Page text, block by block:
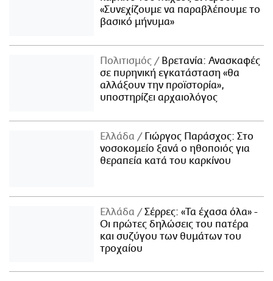
«Συνεχίζουμε να παραβλέπουμε το
βασικό μήνυμα»
Πολιτισμός
Βρετανία: Ανασκαφές
σε πυρηνική εγκατάσταση «θα
αλλάξουν την προϊστορία»,
υποστηρίζει αρχαιολόγος
Ελλάδα
Γιώργος Παράσχος: Στο
νοσοκομείο ξανά ο ηθοποιός για
θεραπεία κατά του καρκίνου
Ελλάδα
Σέρρες: «Τα έχασα όλα» -
Οι πρώτες δηλώσεις του πατέρα
και συζύγου των θυμάτων του
τροχαίου